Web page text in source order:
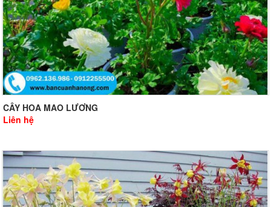
CÂY HOA MAO LƯƠNG
Liên hệ